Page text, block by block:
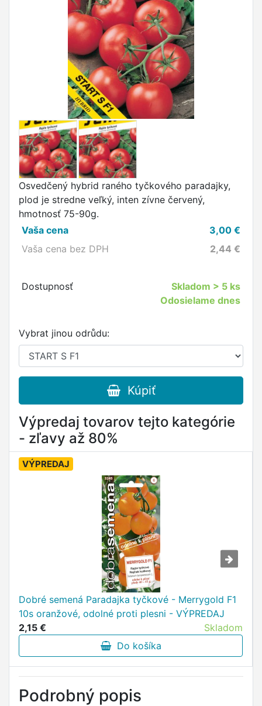
Osvedčený hybrid raného tyčkového paradajky,
plod je stredne veľký, inten zívne červený,
hmotnosť 75-90g.
Vaša cena
3,00 €
Vaša cena bez DPH
2,44 €
Dostupnosť Skladom > 5 ks
Odosielame dnes
Vybrat jinou odrůdu:
Kúpiť
Výpredaj tovarov tejto kategórie
- zľavy až 80%
VÝPREDAJ
Dobré semená Paradajka tyčkové - Merrygold F1
10s oranžové, odolné proti plesni - VÝPREDAJ
2,15 €
Skladom
Do košíka
Podrobný popis